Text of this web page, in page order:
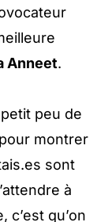
Anneet.
peu de
montrer
sont
à
c’est qu’on